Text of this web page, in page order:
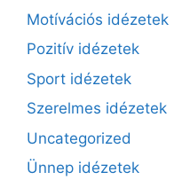
Motívációs idézetek
Pozitív idézetek
Sport idézetek
Szerelmes idézetek
Uncategorized
Ünnep idézetek